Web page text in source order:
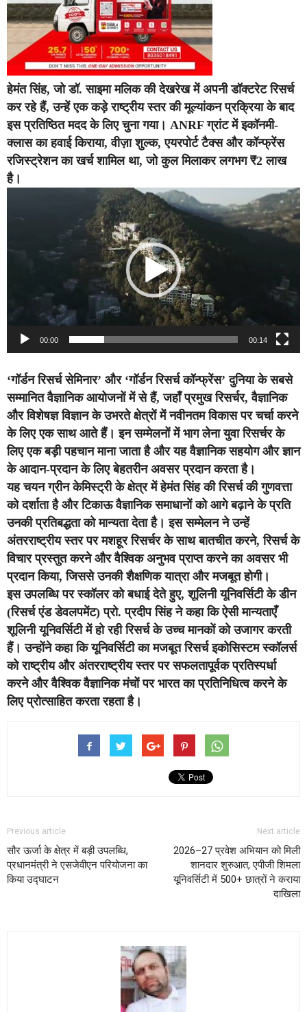
हेमंत सिंह, जो डॉ. साइमा मलिक की देखरेख में अपनी डॉक्टरेट रिसर्च
कर रहे हैं, उन्हें एक कड़े राष्ट्रीय स्तर की मूल्यांकन प्रक्रिया के बाद
इस प्रतिष्ठित मदद के लिए चुना गया। ANRF ग्रांट में इकॉनमी-
क्लास का हवाई किराया, वीज़ा शुल्क, एयरपोर्ट टैक्स और कॉन्फ्रेंस
रजिस्ट्रेशन का खर्च शामिल था, जो कुल मिलाकर लगभग ₹2 लाख
है।
00:00 00:14
‘गॉर्डन रिसर्च सेमिनार’ और ‘गॉर्डन रिसर्च कॉन्फ्रेंस’ दुनिया के सबसे
सम्मानित वैज्ञानिक आयोजनों में से हैं, जहाँ प्रमुख रिसर्चर, वैज्ञानिक
और विशेषज्ञ विज्ञान के उभरते क्षेत्रों में नवीनतम विकास पर चर्चा करने
के लिए एक साथ आते हैं। इन सम्मेलनों में भाग लेना युवा रिसर्चर के
लिए एक बड़ी पहचान माना जाता है और यह वैज्ञानिक सहयोग और ज्ञान
के आदान-प्रदान के लिए बेहतरीन अवसर प्रदान करता है।
यह चयन ग्रीन केमिस्ट्री के क्षेत्र में हेमंत सिंह की रिसर्च की गुणवत्ता
को दर्शाता है और टिकाऊ वैज्ञानिक समाधानों को आगे बढ़ाने के प्रति
उनकी प्रतिबद्धता को मान्यता देता है। इस सम्मेलन ने उन्हें
अंतरराष्ट्रीय स्तर पर मशहूर रिसर्चर के साथ बातचीत करने, रिसर्च के
विचार प्रस्तुत करने और वैश्विक अनुभव प्राप्त करने का अवसर भी
प्रदान किया, जिससे उनकी शैक्षणिक यात्रा और मजबूत होगी।
इस उपलब्धि पर स्कॉलर को बधाई देते हुए, शूलिनी यूनिवर्सिटी के डीन
(रिसर्च एंड डेवलपमेंट) प्रो. प्रदीप सिंह ने कहा कि ऐसी मान्यताएँ
शूलिनी यूनिवर्सिटी में हो रही रिसर्च के उच्च मानकों को उजागर करती
हैं। उन्होंने कहा कि यूनिवर्सिटी का मजबूत रिसर्च इकोसिस्टम स्कॉलर्स
को राष्ट्रीय और अंतरराष्ट्रीय स्तर पर सफलतापूर्वक प्रतिस्पर्धा
करने और वैश्विक वैज्ञानिक मंचों पर भारत का प्रतिनिधित्व करने के
लिए प्रोत्साहित करता रहता है।
Previous article
सौर ऊर्जा के क्षेत्र में बड़ी उपलब्धि,
प्रधानमंत्री ने एसजेवीएन परियोजना का
किया उद्घाटन
Next article
2026–27 प्रवेश अभियान को मिली
शानदार शुरुआत, एपीजी शिमला
यूनिवर्सिटी में 500+ छात्रों ने कराया
दाखिला